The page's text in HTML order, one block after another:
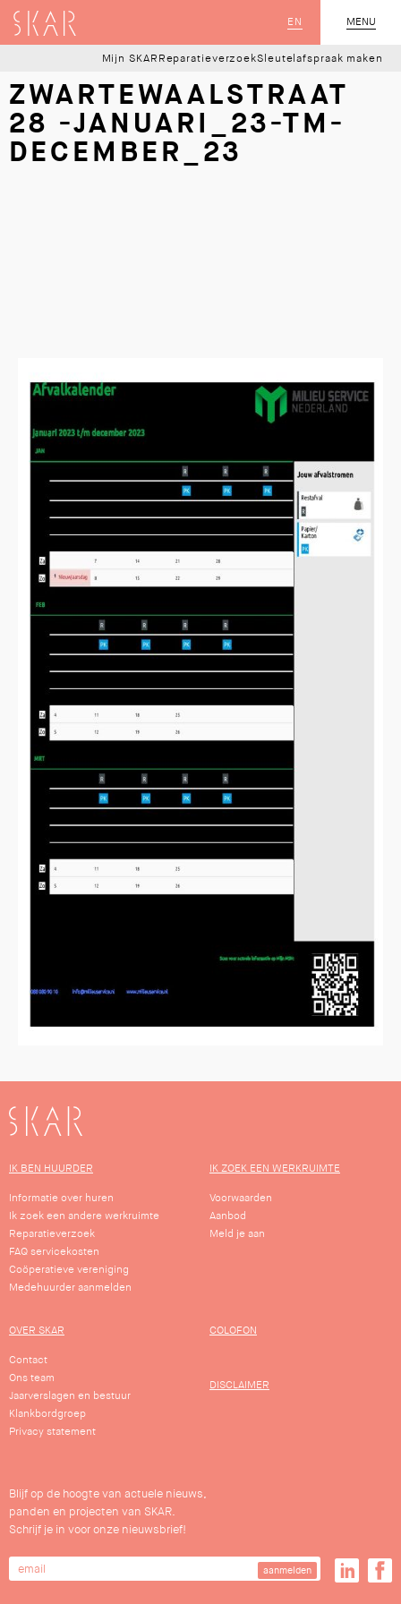
MENU
SLUIT
EN
SKAR
Mijn SKAR ReparatieverzoekSleutelafspraak maken
ZWARTEWAALSTRAAT
28 -JANUARI_23-TM-
DECEMBER_23
SKAR
IK BEN HUURDER
Informatie over huren
Ik zoek een andere werkruimte
Reparatieverzoek
FAQ servicekosten
Coöperatieve vereniging
Medehuurder aanmelden
IK ZOEK EEN WERKRUIMTE
Voorwaarden
Aanbod
Meld je aan
OVER SKAR
Contact
Ons team
Jaarverslagen en bestuur
Klankbordgroep
Privacy statement
COLOFON
DISCLAIMER
Blijf op de hoogte van actuele nieuws,
panden en projecten van SKAR.
Schrijf je in voor onze nieuwsbrief!